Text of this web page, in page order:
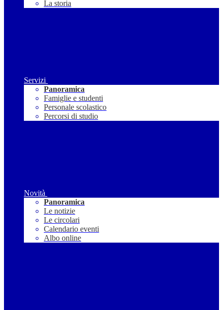
La storia
Servizi
Panoramica
Famiglie e studenti
Personale scolastico
Percorsi di studio
Novità
Panoramica
Le notizie
Le circolari
Calendario eventi
Albo online